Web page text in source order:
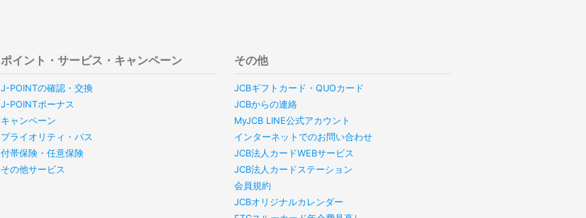
ポイント・サービス・キャンペーン
J-POINTの確認・交換
J-POINTボーナス
キャンペーン
プライオリティ・パス
付帯保険・任意保険
その他サービス
その他
JCBギフトカード・QUOカード
JCBからの連絡
MyJCB LINE公式アカウント
インターネットでのお問い合わせ
JCB法人カードWEBサービス
JCB法人カードステーション
会員規約
JCBオリジナルカレンダー